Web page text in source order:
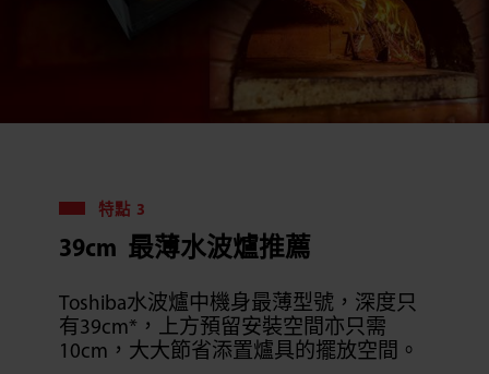
特點 3
39cm 最薄水波爐推薦
Toshiba水波爐中機身最薄型號，深度只
有39cm*，上方預留安裝空間亦只需
10cm，大大節省添置爐具的擺放空間。